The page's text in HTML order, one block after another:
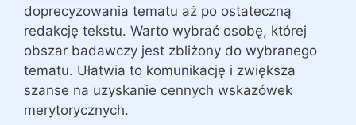
doprecyzowania tematu aż po ostateczną
redakcję tekstu. Warto wybrać osobę, której
obszar badawczy jest zbliżony do wybranego
tematu. Ułatwia to komunikację i zwiększa
szanse na uzyskanie cennych wskazówek
merytorycznych.